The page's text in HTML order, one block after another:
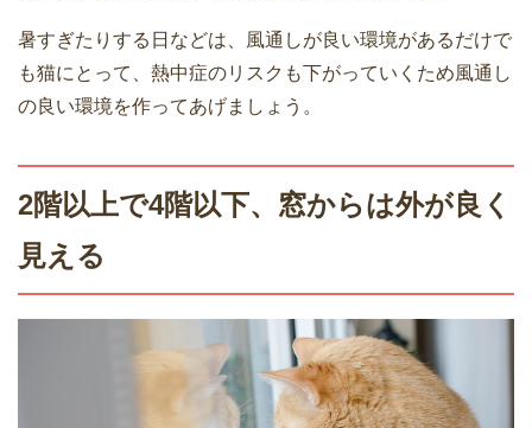
暑すぎたりする日などは、風通しが良い環境があるだけで
も猫にとって、熱中症のリスクも下がっていくため風通し
の良い環境を作ってあげましょう。
2階以上で4階以下、窓からは外が良く
見える